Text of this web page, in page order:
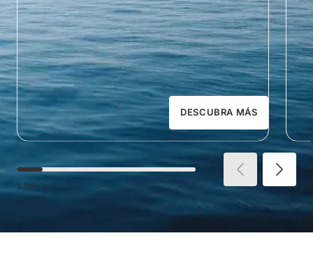
DESCUBRA MÁS
1 DE 7